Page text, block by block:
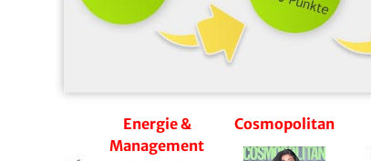
Energie &
Management
Cosmopolitan